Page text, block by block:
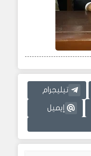
تيليجرام
إيميل